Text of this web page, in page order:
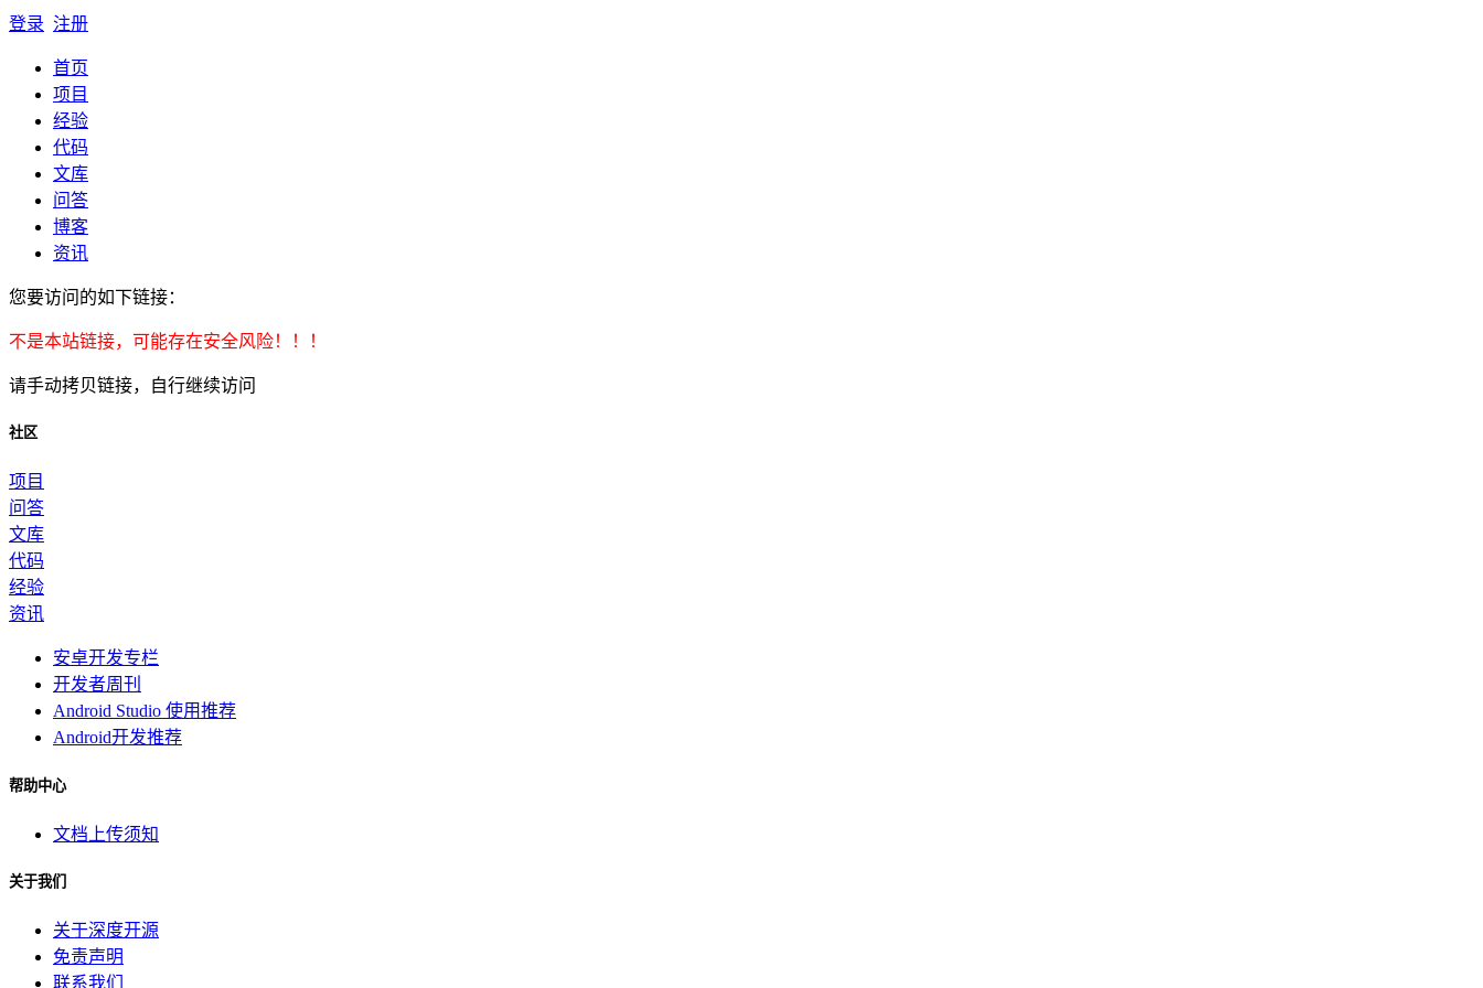
登录 注册
首页
项目
经验
代码
文库
问答
博客
资讯
您要访问的如下链接：
不是本站链接，可能存在安全风险！！！
请手动拷贝链接，自行继续访问
社区
项目
问答
文库
代码
经验
资讯
安卓开发专栏
开发者周刊
Android Studio 使用推荐
Android开发推荐
帮助中心
文档上传须知
关于我们
关于深度开源
免责声明
联系我们